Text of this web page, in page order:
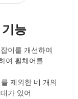
능
이를 개선하여
여 휠체어를
제외한 네 개의
가 있어